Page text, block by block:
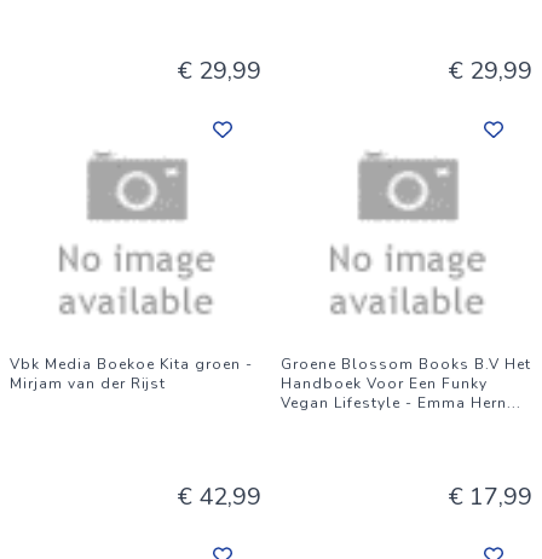
€ 29,99 € 29,99
Vbk Media Boekoe Kita groen -
Mirjam van der Rijst
€ 42,99
Groene Blossom Books B.V Het
Handboek Voor Een Funky
Vegan Lifestyle - Emma Hern...
€ 17,99